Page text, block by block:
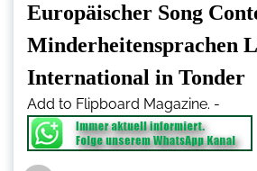
Europäischer Song
Minderheitensprachen
International in Tonder
Add to Flipboard Magazine. -